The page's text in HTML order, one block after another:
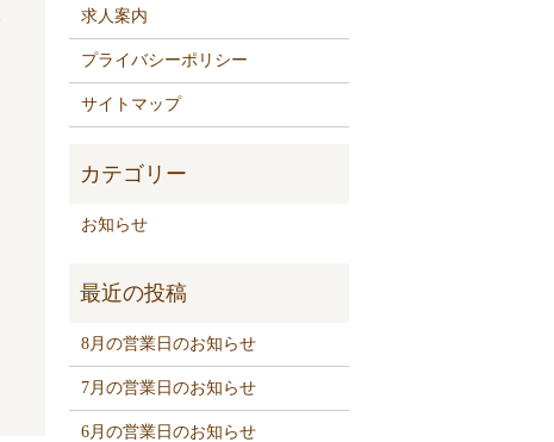
求人案内
プライバシーポリシー
サイトマップ
お知らせ
8月の営業日のお知らせ
7月の営業日のお知らせ
6月の営業日のお知らせ